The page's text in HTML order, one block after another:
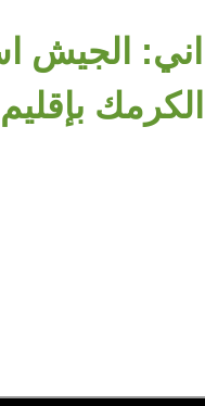
الجيش
بإقليم